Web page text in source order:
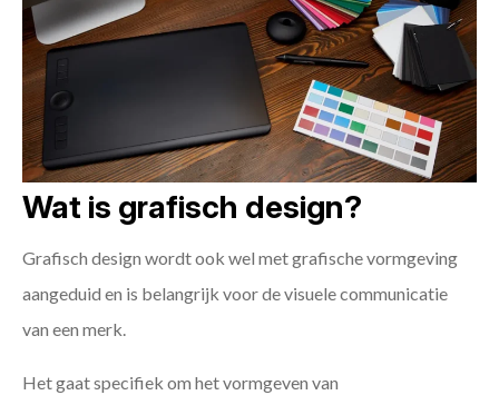
Wat is grafisch design?
Grafisch design wordt ook wel met grafische vormgeving
aangeduid en is belangrijk voor de visuele communicatie
van een merk.
Het gaat specifiek om het vormgeven van